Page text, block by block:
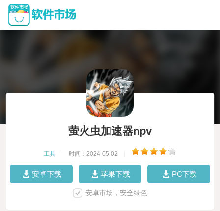
萤火虫加速器npv
工具 时间：2024-05-02
安卓下载 苹果下载 PC下载
安卓市场，安全绿色